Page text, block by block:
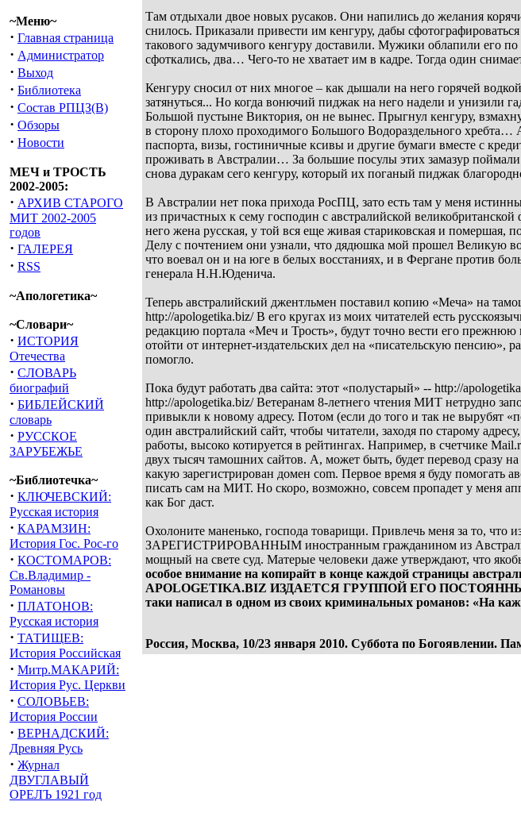
~Меню~
· Главная страница
· Администратор
· Выход
· Библиотека
· Состав РПЦЗ(В)
· Обзоры
· Новости
МЕЧ и ТРОСТЬ
2002-2005:
· АРХИВ СТАРОГО
МИТ 2002-2005
годов
· ГАЛЕРЕЯ
· RSS
~Апологетика~
~Словари~
· ИСТОРИЯ
Отечества
· СЛОВАРЬ
биографий
· БИБЛЕЙСКИЙ
словарь
· РУССКОЕ
ЗАРУБЕЖЬЕ
~Библиотечка~
· КЛЮЧЕВСКИЙ:
Русская история
· КАРАМЗИН:
История Гос. Рос-го
· КОСТОМАРОВ:
Св.Владимир -
Романовы
· ПЛАТОНОВ:
Русская история
· ТАТИЩЕВ:
История Российская
· Митр.МАКАРИЙ:
История Рус. Церкви
· СОЛОВЬЕВ:
История России
· ВЕРНАДСКИЙ:
Древняя Русь
· Журнал
ДВУГЛАВЫЙ
ОРЕЛЪ 1921 год
Там отдыхали двое новых русаков. Они напились до желания
снилось. Приказали привести им кенгуру, дабы
такового задумчивого кенгуру доставили. Мужики облапили
сфоткались, два… Чего-то не хватает им в кадре. Тогда один
Кенгуру сносил от них многое – как дышали на него горячей
затянуться... Но когда вонючий пиджак на него надели и унизили
Большой пустыне Виктория, он не вынес. Прыгнул кенгуру,
в сторону плохо проходимого Большого Водораздельного
паспорта, визы, гостиничные ксивы и другие бумаги вместе с
проживать в Австралии… За большие посулы этих замазур
снова дуракам сего кенгуру, который их поганый пиджак
В Австралии нет пока прихода РосПЦ, зато есть там у меня
из причастных к сему господин с австралийской
него жена русская, у той вся еще живая стариковская и
Делу с почтением они узнали, что дядюшка мой прошел Великую
что воевал он и на юге в белых восстаниях, и в Фергане против
генерала Н.Н.Юденича.
Теперь австралийский джентльмен поставил копию «Меча» на
http://apologetika.biz/ В его кругах из моих читателей есть
редакцию портала «Меч и Трость», будут точно вести его
отойти от интернет-издательских дел на «писательскую пенсию»,
помогло.
Пока будут работать два сайта: этот «полустарый» -- http://
http://apologetika.biz/ Ветеранам 8-летнего чтения МИТ нетрудно
привыкли к новому адресу. Потом (если до того и так не вырубят
один австралийский сайт, чтобы читатели, заходя по старому
работы, высоко котируется в рейтингах. Например, в счетчике
двух тысяч тамошних сайтов. А, может быть, будет перевод сразу
какую зарегистрирован домен com. Первое время я буду помогать
писать сам на МИТ. Но скоро, возможно, совсем пропадет у меня
как Бог даст.
Охолоните маненько, господа товарищи. Привлечь меня за то, что
ЗАРЕГИСТРИРОВАННЫМ иностранным гражданином из
мощный на свете суд. Матерые человеки даже утверждают, что
особое внимание на копирайт в конце каждой страницы
APOLOGETIKA.BIZ ИЗДАЕТСЯ ГРУППОЙ ЕГО
таки написал в одном из своих криминальных романов: «На
Россия, Москва, 10/23 января 2010. Суббота пo Богоявлении.